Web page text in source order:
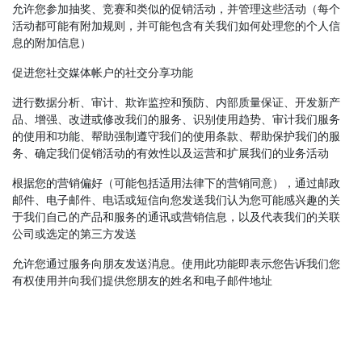
允许您参加抽奖、竞赛和类似的促销活动，并管理这些活动（每个
活动都可能有附加规则，并可能包含有关我们如何处理您的个人信
息的附加信息）
促进您社交媒体帐户的社交分享功能
进行数据分析、审计、欺诈监控和预防、内部质量保证、开发新产
品、增强、改进或修改我们的服务、识别使用趋势、审计我们服务
的使用和功能、帮助强制遵守我们的使用条款、帮助保护我们的服
务、确定我们促销活动的有效性以及运营和扩展我们的业务活动
根据您的营销偏好（可能包括适用法律下的营销同意），通过邮政
邮件、电子邮件、电话或短信向您发送我们认为您可能感兴趣的关
于我们自己的产品和服务的通讯或营销信息，以及代表我们的关联
公司或选定的第三方发送
允许您通过服务向朋友发送消息。使用此功能即表示您告诉我们您
有权使用并向我们提供您朋友的姓名和电子邮件地址